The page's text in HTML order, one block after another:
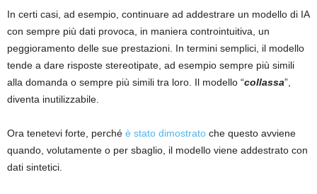
In certi casi, ad esempio, continuare ad addestrare un modello di IA
con sempre più dati provoca, in maniera controintuitiva, un
peggioramento delle sue prestazioni. In termini semplici, il modello
tende a dare risposte stereotipate, ad esempio sempre più simili
alla domanda o sempre più simili tra loro. Il modello “collassa”,
diventa inutilizzabile.
Ora tenetevi forte, perché è stato dimostrato che questo avviene
quando, volutamente o per sbaglio, il modello viene addestrato con
dati sintetici.